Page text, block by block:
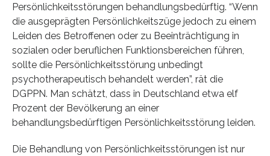
Persönlichkeitsstörungen behandlungsbedürftig. “Wenn
die ausgeprägten Persönlichkeitszüge jedoch zu einem
Leiden des Betroffenen oder zu Beeinträchtigung in
sozialen oder beruflichen Funktionsbereichen führen,
sollte die Persönlichkeitsstörung unbedingt
psychotherapeutisch behandelt werden”, rät die
DGPPN. Man schätzt, dass in Deutschland etwa elf
Prozent der Bevölkerung an einer
behandlungsbedürftigen Persönlichkeitsstörung leiden.
Die Behandlung von Persönlichkeitsstörungen ist nur